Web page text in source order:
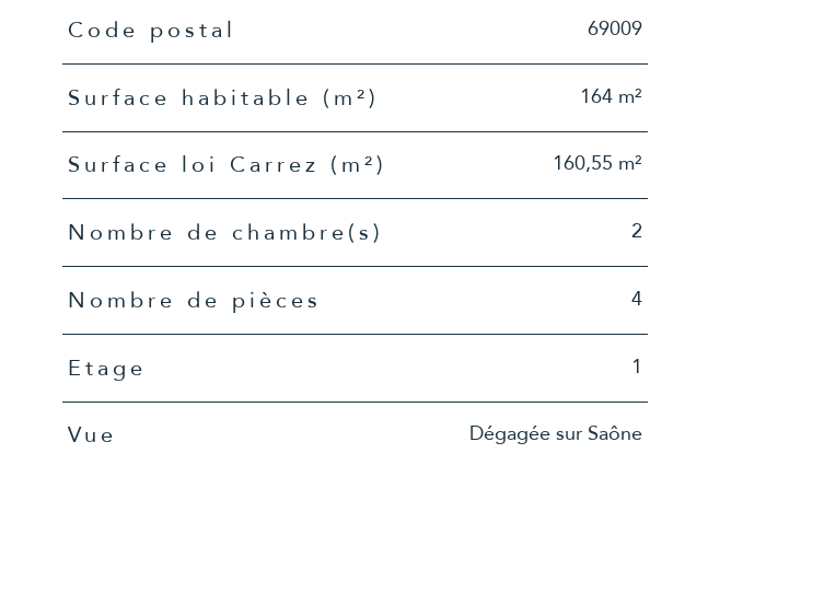
TRAD_PAMPERO_Caracteristique
Code postal 69009
Surface habitable (m²) 164 m²
Surface loi Carrez (m²) 160,55 m²
Nombre de chambre(s) 2
Nombre de pièces 4
Etage 1
Vue Dégagée sur Saône